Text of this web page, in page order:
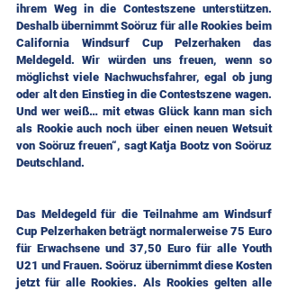
ihrem Weg in die Contestszene unterstützen.
Deshalb übernimmt Soöruz für alle Rookies beim
California Windsurf Cup Pelzerhaken das
Meldegeld. Wir würden uns freuen, wenn so
möglichst viele Nachwuchsfahrer, egal ob jung
oder alt den Einstieg in die Contestszene wagen.
Und wer weiß… mit etwas Glück kann man sich
als Rookie auch noch über einen neuen Wetsuit
von Soöruz freuen“, sagt Katja Bootz von Soöruz
Deutschland.
Das Meldegeld für die Teilnahme am Windsurf
Cup Pelzerhaken beträgt normalerweise 75 Euro
für Erwachsene und 37,50 Euro für alle Youth
U21 und Frauen. Soöruz übernimmt diese Kosten
jetzt für alle Rookies. Als Rookies gelten alle